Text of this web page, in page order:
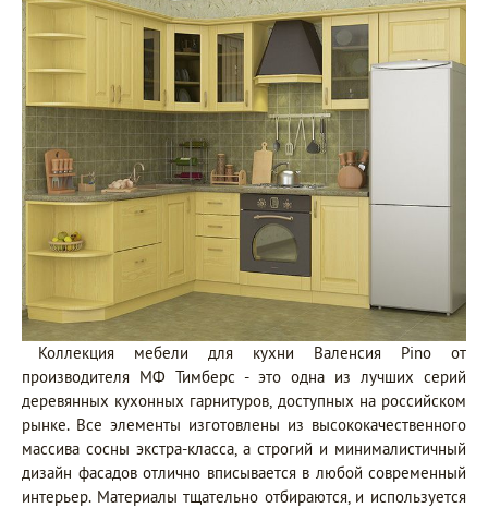
Коллекция мебели для кухни Валенсия Pino от
производителя МФ Тимберс - это одна из лучших серий
деревянных кухонных гарнитуров, доступных на российском
рынке. Все элементы изготовлены из высококачественного
массива сосны экстра-класса, а строгий и минималистичный
дизайн фасадов отлично вписывается в любой современный
интерьер. Материалы тщательно отбираются, и используется